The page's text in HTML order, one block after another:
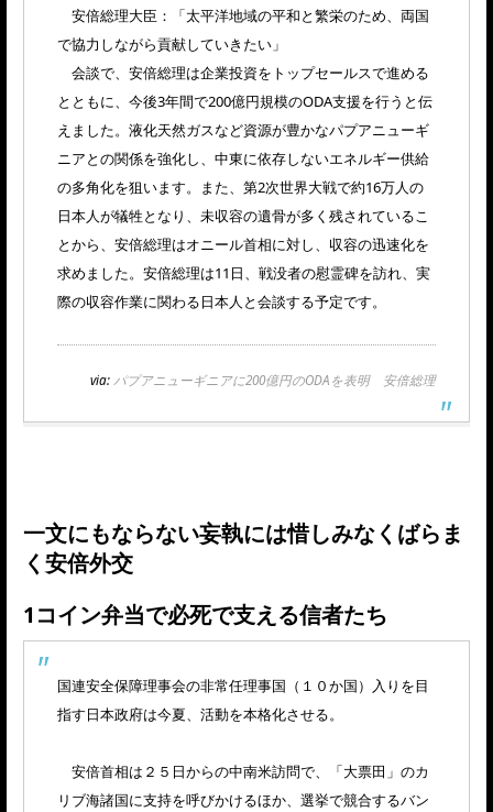
安倍総理大臣：「太平洋地域の平和と繁栄のため、両国
で協力しながら貢献していきたい」
会談で、安倍総理は企業投資をトップセールスで進める
とともに、今後3年間で200億円規模のODA支援を行うと伝
えました。液化天然ガスなど資源が豊かなパプアニューギ
ニアとの関係を強化し、中東に依存しないエネルギー供給
の多角化を狙います。また、第2次世界大戦で約16万人の
日本人が犠牲となり、未収容の遺骨が多く残されているこ
とから、安倍総理はオニール首相に対し、収容の迅速化を
求めました。安倍総理は11日、戦没者の慰霊碑を訪れ、実
際の収容作業に関わる日本人と会談する予定です。
via:パプアニューギニアに200億円のODAを表明 安倍総理
一文にもならない妄執には惜しみなくばらま
く安倍外交
1コイン弁当で必死で支える信者たち
国連安全保障理事会の非常任理事国（１０か国）入りを目
指す日本政府は今夏、活動を本格化させる。
安倍首相は２５日からの中南米訪問で、「大票田」のカ
リブ海諸国に支持を呼びかけるほか、選挙で競合するバン